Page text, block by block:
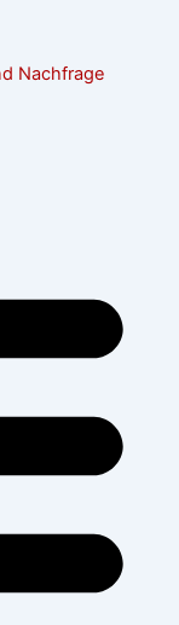
Nachfrage